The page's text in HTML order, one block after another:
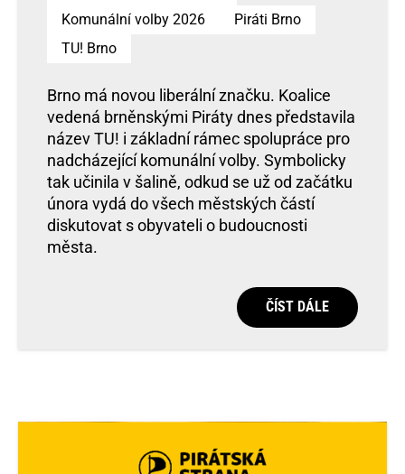
Komunální volby 2026
Piráti Brno
TU! Brno
Brno má novou liberální značku. Koalice
vedená brněnskými Piráty dnes představila
název TU! i základní rámec spolupráce pro
nadcházející komunální volby. Symbolicky
tak učinila v šalině, odkud se už od začátku
února vydá do všech městských částí
diskutovat s obyvateli o budoucnosti
města.
ČÍST DÁLE